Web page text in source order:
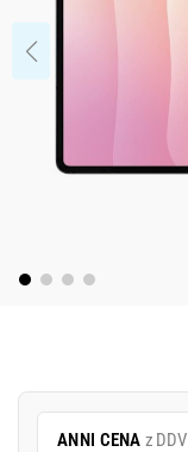
ANNI CENA z DDV